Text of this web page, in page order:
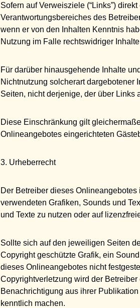
Sofern auf Verweisziele (“Links”)
Verantwortungsbereiches des
wenn er von den Inhalten Kenntnis
Nutzung im Falle rechtswidriger
Für darüber hinausgehende Inhalte
Nichtnutzung solcherart dargebotener
Seiten, nicht derjenige, der über
Diese Einschränkung gilt
Onlineangebotes eingerichteten
3. Urheberrecht
Der Betreiber dieses
verwendeten Grafiken, Sounds und
und Texte zu nutzen oder auf
Sollte sich auf den jeweiligen Seiten
Copyright geschützte Grafik, ein
dieses Onlineangebotes nicht
Copyrightverletzung wird der
Benachrichtigung aus ihrer
kenntlich machen.